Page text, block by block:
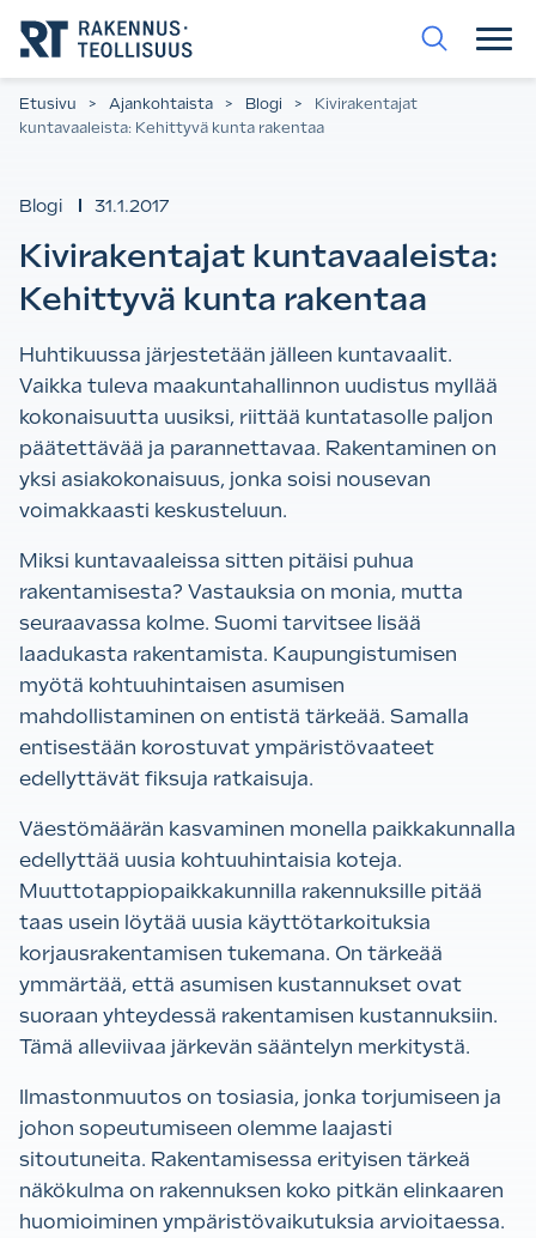
suoraan
sisältöön.
Etusivu > Ajankohtaista > Blogi >
Kivirakentajat
kuntavaaleista: Kehittyvä kunta rakentaa
Blogi 31.1.2017
Kivirakentajat kuntavaaleista:
Kehittyvä kunta rakentaa
Huhtikuussa järjestetään jälleen kuntavaalit.
Vaikka tuleva maakuntahallinnon uudistus myllää
kokonaisuutta uusiksi, riittää kuntatasolle paljon
päätettävää ja parannettavaa. Rakentaminen on
yksi asiakokonaisuus, jonka soisi nousevan
voimakkaasti keskusteluun.
Miksi kuntavaaleissa sitten pitäisi puhua
rakentamisesta? Vastauksia on monia, mutta
seuraavassa kolme. Suomi tarvitsee lisää
laadukasta rakentamista. Kaupungistumisen
myötä kohtuuhintaisen asumisen
mahdollistaminen on entistä tärkeää. Samalla
entisestään korostuvat ympäristövaateet
edellyttävät fiksuja ratkaisuja.
Väestömäärän kasvaminen monella paikkakunnalla
edellyttää uusia kohtuuhintaisia koteja.
Muuttotappiopaikkakunnilla rakennuksille pitää
taas usein löytää uusia käyttötarkoituksia
korjausrakentamisen tukemana. On tärkeää
ymmärtää, että asumisen kustannukset ovat
suoraan yhteydessä rakentamisen kustannuksiin.
Tämä alleviivaa järkevän sääntelyn merkitystä.
Ilmastonmuutos on tosiasia, jonka torjumiseen ja
johon sopeutumiseen olemme laajasti
sitoutuneita. Rakentamisessa erityisen tärkeä
näkökulma on rakennuksen koko pitkän elinkaaren
huomioiminen ympäristövaikutuksia arvioitaessa.